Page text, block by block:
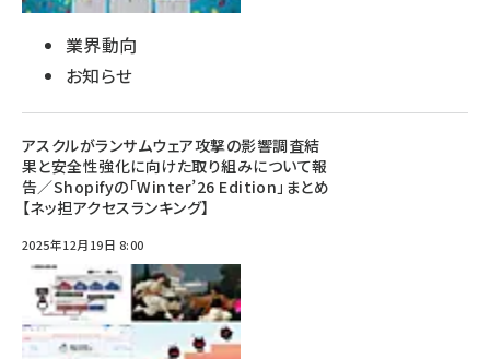
業界動向
お知らせ
アスクルがランサムウェア攻撃の影響調査結
果と安全性強化に向けた取り組みについて報
告／Shopifyの「Winter’26 Edition」まとめ
【ネッ担アクセスランキング】
2025年12月19日 8:00